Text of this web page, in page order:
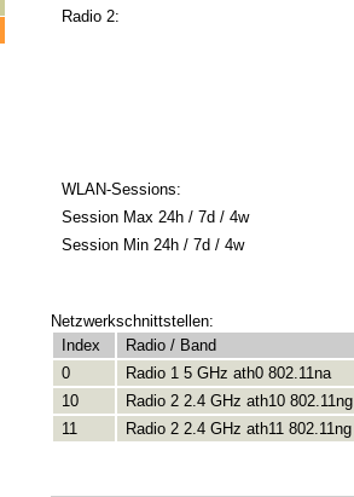
Radio 2:
WLAN-Sessions:
Session Max 24h / 7d / 4w
Session Min 24h / 7d / 4w
Netzwerkschnittstellen:
Index
Radio / Band
0
Radio 1 5 GHz ath0 802.11na
10
Radio 2 2.4 GHz ath10 802.11ng
11
Radio 2 2.4 GHz ath11 802.11ng